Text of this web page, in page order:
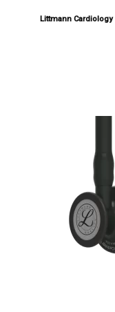
Littmann Cardiology